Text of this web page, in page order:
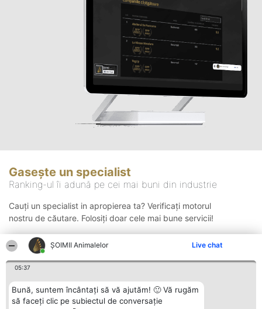
ŞOIMII Animalelor Live chat
05:37
Bună, suntem încântați să vă ajutăm! 🙂 Vă rugăm
să faceți clic pe subiectul de conversație
Gasește un specialist
Ranking-ul îi adună pe cei mai buni din industrie
Cauți un specialist in apropierea ta? Verificați motorul
nostru de căutare. Folosiți doar cele mai bune servicii!